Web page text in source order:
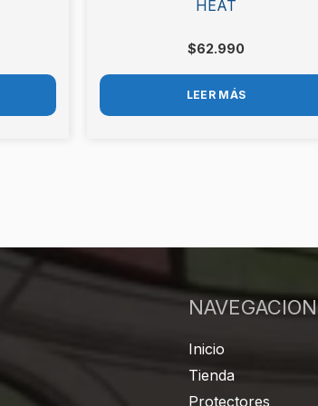
HEAT
$62.990
LEER MÁS
NAVEGACION
Inicio
Tienda
Protectores